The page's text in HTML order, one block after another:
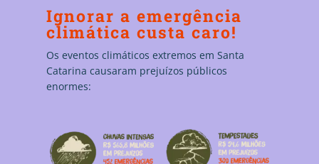
Ignorar a emergência
climática custa caro!
Os eventos climáticos extremos em Santa
Catarina causaram prejuízos públicos
enormes: